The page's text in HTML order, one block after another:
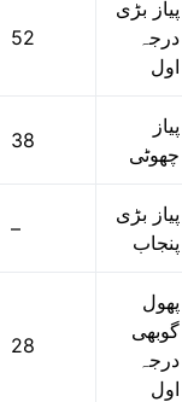
52
پیاز بڑی
درجہ
اول
38
پیاز
چھوٹی
–
پیاز بڑی
پنجاب
28
پھول
گوبھی
درجہ
اول